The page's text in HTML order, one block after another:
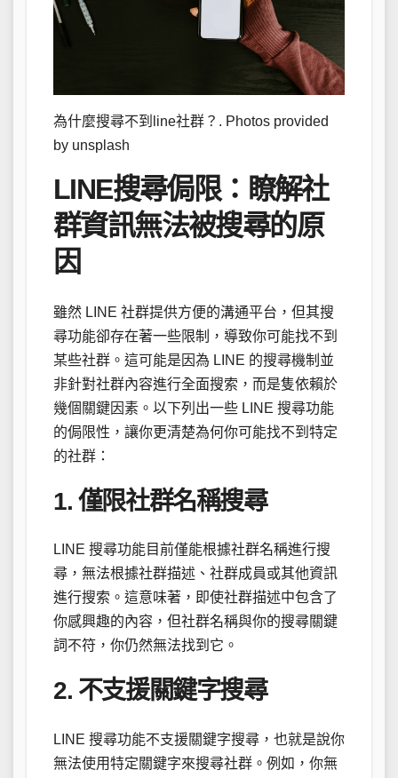
為什麼搜尋不到line社群？. Photos provided
by unsplash
LINE搜尋侷限：瞭解社
群資訊無法被搜尋的原
因
雖然 LINE 社群提供方便的溝通平台，但其搜
尋功能卻存在著一些限制，導致你可能找不到
某些社群。這可能是因為 LINE 的搜尋機制並
非針對社群內容進行全面搜索，而是隻依賴於
幾個關鍵因素。以下列出一些 LINE 搜尋功能
的侷限性，讓你更清楚為何你可能找不到特定
的社群：
1. 僅限社群名稱搜尋
LINE 搜尋功能目前僅能根據社群名稱進行搜
尋，無法根據社群描述、社群成員或其他資訊
進行搜索。這意味著，即使社群描述中包含了
你感興趣的內容，但社群名稱與你的搜尋關鍵
詞不符，你仍然無法找到它。
2. 不支援關鍵字搜尋
LINE 搜尋功能不支援關鍵字搜尋，也就是說你
無法使用特定關鍵字來搜尋社群。例如，你無